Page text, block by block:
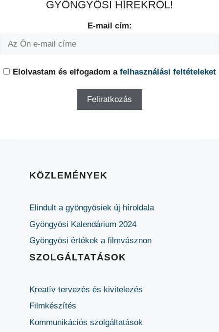
GYÖNGYÖSI HÍREKRŐL!
E-mail cím:
Elolvastam és elfogadom a felhasználási feltételeket
KÖZLEMÉNYEK
Elindult a gyöngyösiek új híroldala
Gyöngyösi Kalendárium 2024
Gyöngyösi értékek a filmvásznon
SZOLGÁLTATÁSOK
Kreatív tervezés és kivitelezés
Filmkészítés
Kommunikációs szolgáltatások